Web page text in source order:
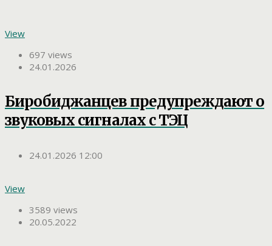
View
697 views
24.01.2026
Биробиджанцев предупреждают о
звуковых сигналах с ТЭЦ
24.01.2026 12:00
View
3589 views
20.05.2022